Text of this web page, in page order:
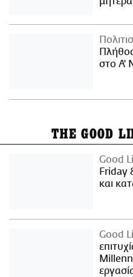
στο Α'
THE GOOD
Good
Friday
και
Good